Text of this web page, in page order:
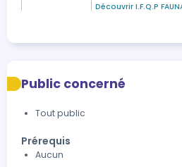
Découvrir I.F.Q.P
Public concerné
Tout public
Prérequis
Aucun